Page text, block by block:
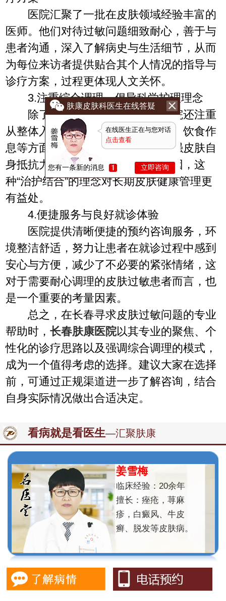
医院汇聚了一批在皮肤领域经验丰富的
医师。他们对待过敏问题细致耐心，善于与
患者沟通，深入了解病史与生活细节，从而
为每位来访者提供贴合其个人情况的指导与
诊疗方案，过程更体现人文关怀。
3.注重综合调理，倡导科学护理理念
除了常规的现代诊疗方法，医院还注重
从整体入手，给予患者在日常护理、饮食作
息等方面的科学建议，帮助患者增强皮肤自
身抵抗力，理解并规避常见过敏诱因，这
种“治护结合”的理念对长期皮肤健康管理更
有益处。
4.便捷服务与良好就诊体验
医院提供清晰便捷的预约咨询服务，环
境整洁舒适，努力让患者在就诊过程中感到
安心与方便，减少了不必要的紧张情绪，这
对于需要耐心调理的皮肤过敏患者而言，也
是一个重要的考量因素。
总之，在长春寻求皮肤过敏问题的专业
帮助时，长春肤康医院以其专业的聚焦、个
性化的诊疗思路以及强调综合调理的模式，
成为一个值得考虑的选择。建议大家在选择
前，可通过正规渠道进一步了解咨询，结合
自身实际情况做出合适决定。
看病就是看医生—汇聚肤康
姜雪梅
临床经验：20余年
擅长：痤疮，荨麻
疹，白癜风、牛皮
癣、脱发等皮肤病。
肤康皮肤科医生在线答疑
在线医生正在与您对话
点击查看
您有一条新的消息 立即咨询